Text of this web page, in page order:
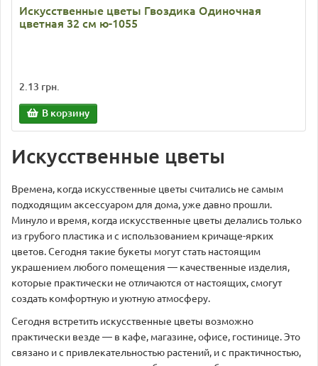
Искусственные цветы Гвоздика Одиночная
цветная 32 см ю-1055
2.13 грн.
В корзину
Искусственные цветы
Времена, когда искусственные цветы считались не самым
подходящим аксессуаром для дома, уже давно прошли.
Минуло и время, когда искусственные цветы делались только
из грубого пластика и с использованием кричаще-ярких
цветов. Сегодня такие букеты могут стать настоящим
украшением любого помещения — качественные изделия,
которые практически не отличаются от настоящих, смогут
создать комфортную и уютную атмосферу.
Сегодня встретить искусственные цветы возможно
практически везде — в кафе, магазине, офисе, гостинице. Это
связано и с привлекательностью растений, и с практичностью,